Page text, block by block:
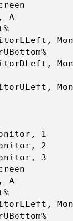
A
1
2
3
A